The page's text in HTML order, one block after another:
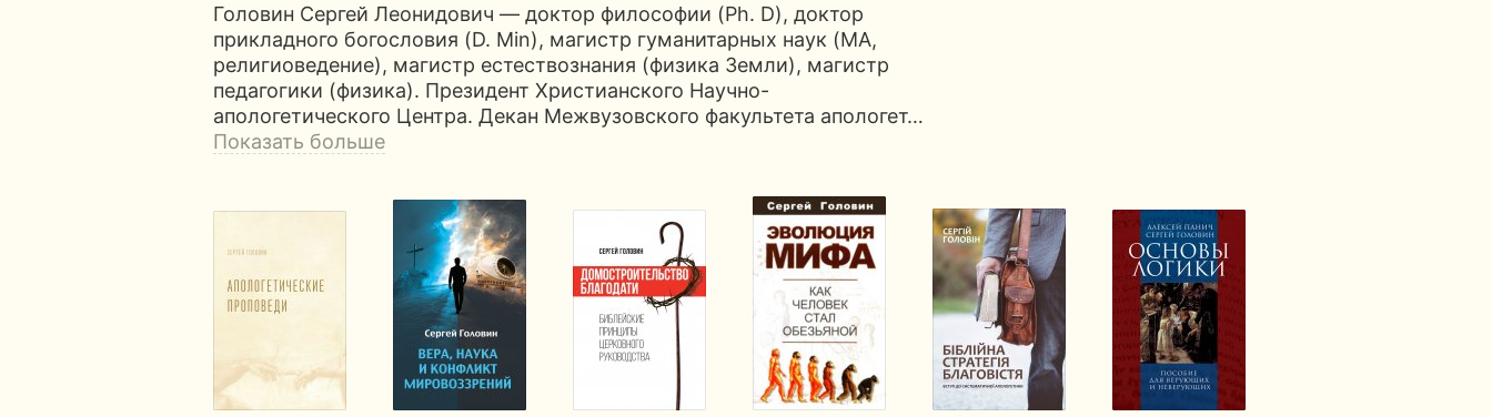
Головин Сергей Леонидович — доктор философии (Ph. D), доктор
прикладного богословия (D. Min), магистр гуманитарных наук (MA,
религиоведение), магистр естествознания (физика Земли), магистр
педагогики (физика). Президент Христианского Научно-
апологетического Центра. Декан Межвузовского факультета апологет…
Показать больше